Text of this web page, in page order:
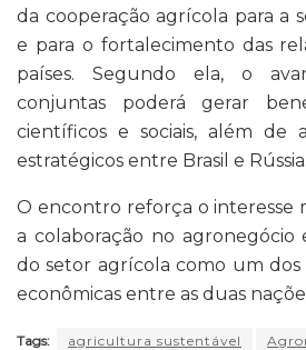
da cooperação agrícola para a
e para o fortalecimento das
países. Segundo ela, o
conjuntas poderá gerar
científicos e sociais, além de
estratégicos entre Brasil e Rússia.
O encontro reforça o interesse
a colaboração no agronegócio
do setor agrícola como um dos
econômicas entre as duas
Tags: agricultura sustentável